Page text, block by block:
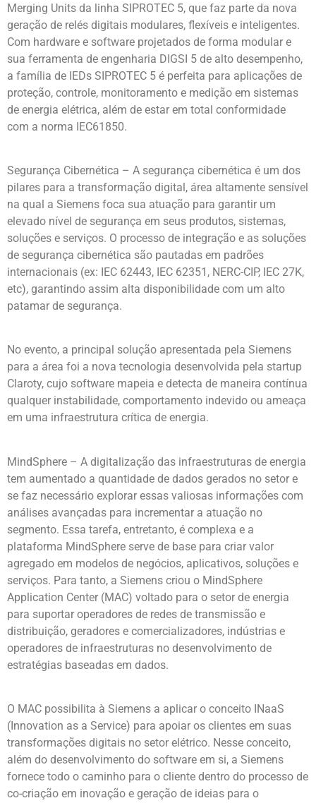
Merging Units da linha SIPROTEC 5, que faz parte da nova
geração de relés digitais modulares, flexíveis e inteligentes.
Com hardware e software projetados de forma modular e
sua ferramenta de engenharia DIGSI 5 de alto desempenho,
a família de IEDs SIPROTEC 5 é perfeita para aplicações de
proteção, controle, monitoramento e medição em sistemas
de energia elétrica, além de estar em total conformidade
com a norma IEC61850.
Segurança Cibernética – A segurança cibernética é um dos
pilares para a transformação digital, área altamente sensível
na qual a Siemens foca sua atuação para garantir um
elevado nível de segurança em seus produtos, sistemas,
soluções e serviços. O processo de integração e as soluções
de segurança cibernética são pautadas em padrões
internacionais (ex: IEC 62443, IEC 62351, NERC-CIP, IEC 27K,
etc), garantindo assim alta disponibilidade com um alto
patamar de segurança.
No evento, a principal solução apresentada pela Siemens
para a área foi a nova tecnologia desenvolvida pela startup
Claroty, cujo software mapeia e detecta de maneira contínua
qualquer instabilidade, comportamento indevido ou ameaça
em uma infraestrutura crítica de energia.
MindSphere – A digitalização das infraestruturas de energia
tem aumentado a quantidade de dados gerados no setor e
se faz necessário explorar essas valiosas informações com
análises avançadas para incrementar a atuação no
segmento. Essa tarefa, entretanto, é complexa e a
plataforma MindSphere serve de base para criar valor
agregado em modelos de negócios, aplicativos, soluções e
serviços. Para tanto, a Siemens criou o MindSphere
Application Center (MAC) voltado para o setor de energia
para suportar operadores de redes de transmissão e
distribuição, geradores e comercializadores, indústrias e
operadores de infraestruturas no desenvolvimento de
estratégias baseadas em dados.
O MAC possibilita à Siemens a aplicar o conceito INaaS
(Innovation as a Service) para apoiar os clientes em suas
transformações digitais no setor elétrico. Nesse conceito,
além do desenvolvimento do software em si, a Siemens
fornece todo o caminho para o cliente dentro do processo de
co-criação em inovação e geração de ideias para o